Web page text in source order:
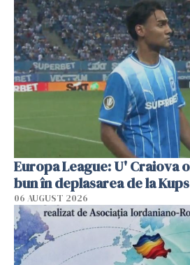
Europa League: U' Craiova
bun în deplasarea de la Kups
06 AUGUST 2026